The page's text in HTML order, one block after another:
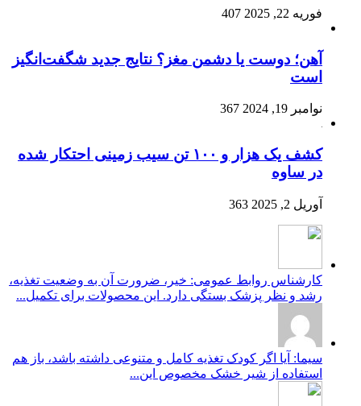
فوریه 22, 2025 407
آهن؛ دوست یا دشمن مغز؟ نتایج جدید شگفت‌انگیز
است
نوامبر 19, 2024 367
کشف یک هزار و ۱۰۰ تن سیب زمینی احتکار شده
در ساوه
آوریل 2, 2025 363
کارشناس روابط عمومی: خیر، ضرورت آن به وضعیت تغذیه،
رشد و نظر پزشک بستگی دارد. این محصولات برای تکمیل...
سیما: آیا اگر کودک تغذیه کامل و متنوعی داشته باشد، باز هم
استفاده از شیر خشک مخصوص این...